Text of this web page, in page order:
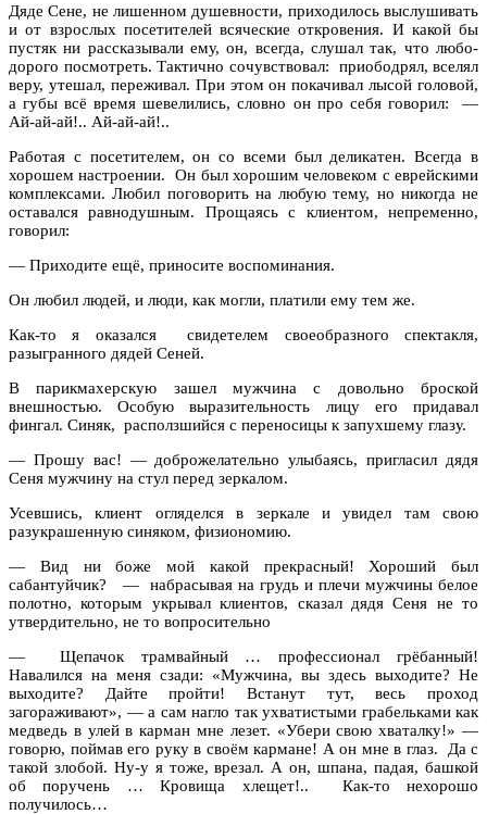
Дяде Сене, не лишенном душевности, приходилось выслушивать
и от взрослых посетителей всяческие откровения. И какой бы
пустяк ни рассказывали ему, он, всегда, слушал так, что любо-
дорого посмотреть. Тактично сочувствовал: приободрял, вселял
веру, утешал, переживал. При этом он покачивал лысой головой,
а губы всё время шевелились, словно он про себя говорил: —
Ай-ай-ай!.. Ай-ай-ай!..
Работая с посетителем, он со всеми был деликатен. Всегда в
хорошем настроении. Он был хорошим человеком с еврейскими
комплексами. Любил поговорить на любую тему, но никогда не
оставался равнодушным. Прощаясь с клиентом, непременно,
говорил:
— Приходите ещё, приносите воспоминания.
Он любил людей, и люди, как могли, платили ему тем же.
Как-то я оказался свидетелем своеобразного спектакля,
разыгранного дядей Сеней.
В парикмахерскую зашел мужчина с довольно броской
внешностью. Особую выразительность лицу его придавал
фингал. Синяк, расползшийся с переносицы к запухшему глазу.
— Прошу вас! — доброжелательно улыбаясь, пригласил дядя
Сеня мужчину на стул перед зеркалом.
Усевшись, клиент огляделся в зеркале и увидел там свою
разукрашенную синяком, физиономию.
— Вид ни боже мой какой прекрасный! Хороший был
сабантуйчик? — набрасывая на грудь и плечи мужчины белое
полотно, которым укрывал клиентов, сказал дядя Сеня не то
утвердительно, не то вопросительно
— Щепачок трамвайный … профессионал грёбанный!
Навалился на меня сзади: «Мужчина, вы здесь выходите? Не
выходите? Дайте пройти! Встанут тут, весь проход
загораживают», — а сам нагло так ухватистыми грабельками как
медведь в улей в карман мне лезет. «Убери свою хваталку!» —
говорю, поймав его руку в своём кармане! А он мне в глаз. Да с
такой злобой. Ну-у я тоже, врезал. А он, шпана, падая, башкой
об поручень … Кровища хлещет!.. Как-то нехорошо
получилось…